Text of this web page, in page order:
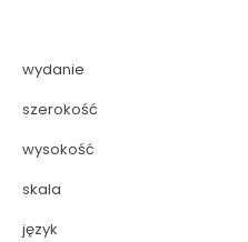
wydanie
szerokość
wysokość
skala
język